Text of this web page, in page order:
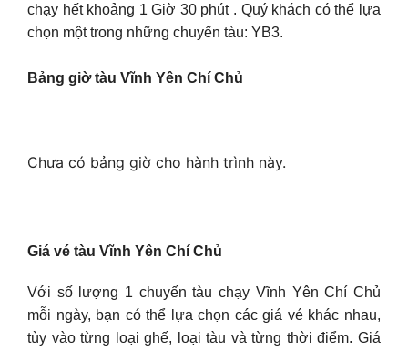
chạy hết khoảng 1 Giờ 30 phút . Quý khách có thể lựa
chọn một trong những chuyến tàu: YB3.
Bảng giờ tàu Vĩnh Yên Chí Chủ
Chưa có bảng giờ cho hành trình này.
Giá vé tàu Vĩnh Yên Chí Chủ
Với số lượng 1 chuyến tàu chạy Vĩnh Yên Chí Chủ
mỗi ngày, bạn có thể lựa chọn các giá vé khác nhau,
tùy vào từng loại ghế, loại tàu và từng thời điểm. Giá